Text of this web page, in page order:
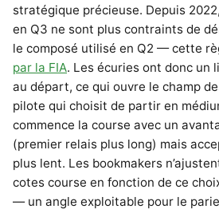
stratégique précieuse. Depuis
en Q3 ne sont plus contraints de
le composé utilisé en Q2 — cette
par la FIA. Les écuries ont donc un
au départ, ce qui ouvre le champ
pilote qui choisit de partir en
commence la course avec un
(premier relais plus long) mais
plus lent. Les bookmakers
cotes course en fonction de ce
— un angle exploitable pour le